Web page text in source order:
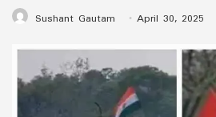
Sushant Gautam April 30, 2025